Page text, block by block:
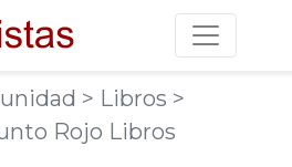
Toggle
> Libros >
Rojo Libros